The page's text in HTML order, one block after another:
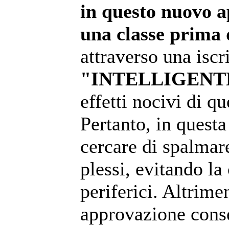
in questo nuovo
una classe
attraverso una
effetti nocivi di
Pertanto, in
cercare di
plessi, evitando
periferici.
approvazione